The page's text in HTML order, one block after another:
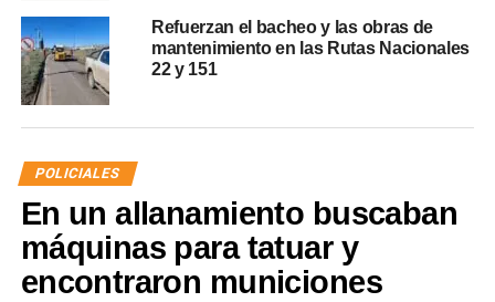
Refuerzan el bacheo y las obras de
mantenimiento en las Rutas Nacionales
22 y 151
POLICIALES
En un allanamiento buscaban
máquinas para tatuar y
encontraron municiones